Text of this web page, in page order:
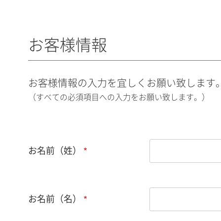
お客様情報
お客様情報の入力を宜しくお願い致します
（すべての必須項目への入力をお願い致します。）
お名前（姓）
お名前（名）